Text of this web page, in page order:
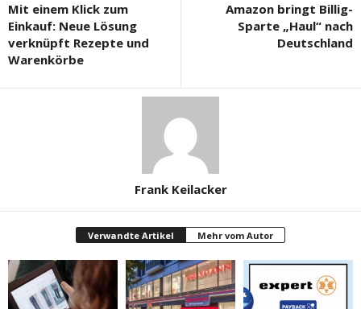
Mit einem Klick zum
Einkauf: Neue Lösung
verknüpft Rezepte und
Warenkörbe
Amazon bringt Billig-
Sparte „Haul“ nach
Deutschland
Frank Keilacker
Verwandte Artikel Mehr vom Autor